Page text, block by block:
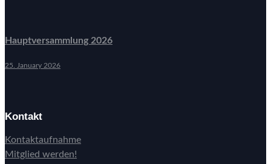
Hauptversammlung 2026
25. January 2026
Kontakt
Kontaktaufnahme
Mitglied werden!